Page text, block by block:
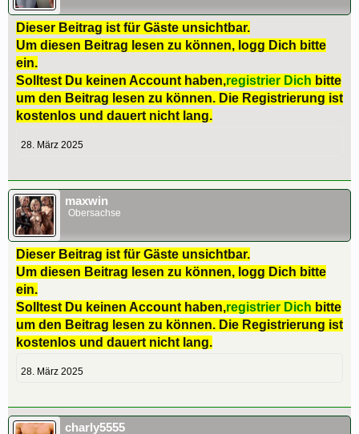
Dieser Beitrag ist für Gäste unsichtbar.
Um diesen Beitrag lesen zu können, logg Dich bitte
ein.
Solltest Du keinen Account haben,registrier Dich bitte
um den Beitrag lesen zu können. Die Registrierung ist
kostenlos und dauert nicht lang.
28. März 2025
maxwin
Obersachse
Dieser Beitrag ist für Gäste unsichtbar.
Um diesen Beitrag lesen zu können, logg Dich bitte
ein.
Solltest Du keinen Account haben,registrier Dich bitte
um den Beitrag lesen zu können. Die Registrierung ist
kostenlos und dauert nicht lang.
28. März 2025
charly5555